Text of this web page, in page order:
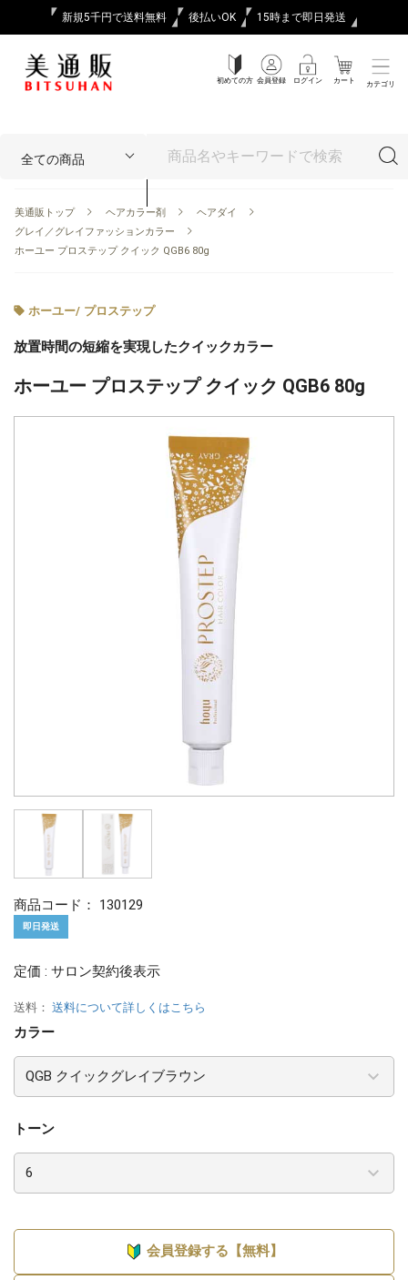
新規5千円で送料無料 後払いOK 15時まで即日発送
初めての方 会員登録 ログイン カート カテゴリ
美通販トップ ヘアカラー剤
ヘアダイ
グレイ／グレイファッションカラー
ホーユー プロステップ クイック QGB6 80g
ホーユー/ プロステップ
放置時間の短縮を実現したクイックカラー
ホーユー プロステップ クイック QGB6 80g
商品コード： 130129
即日発送
定価 : サロン契約後表示
送料： 送料について詳しくはこちら
カラー
トーン
会員登録する【無料】